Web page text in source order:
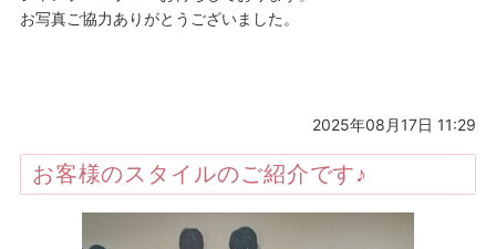
お写真ご協力ありがとうございました。
2025年08月17日 11:29
お客様のスタイルのご紹介です♪